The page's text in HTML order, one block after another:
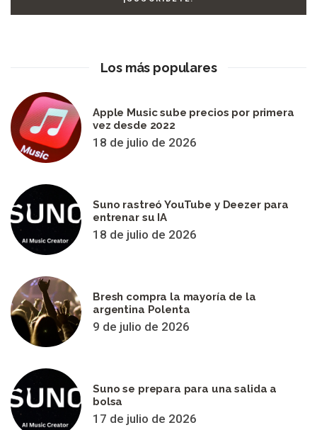
Los más populares
Apple Music sube precios por primera
vez desde 2022
18 de julio de 2026
Suno rastreó YouTube y Deezer para
entrenar su IA
18 de julio de 2026
Bresh compra la mayoría de la
argentina Polenta
9 de julio de 2026
Suno se prepara para una salida a
bolsa
17 de julio de 2026